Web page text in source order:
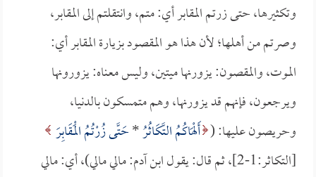
وتكثيرها، حتى زرتم المقابر أي: متم، وانتقلتم إلى المقابر،
وصرتم من أهلها؛ لأن هذا هو المقصود بزيارة المقابر أي:
الموت، والمقصون: يزورنها ميتين، وليس معناه: يزورونها
ويرجعون، فإنهم قد يزورنها، وهم متمسكون بالدنيا،
وحريصون عليها: ( أَلْهَاكُمُ التَّكَاثُرُ*حَتَّى زُرْتُمُ الْمَقَابِرَ
[التكاثر:1-2]، ثم قال: يقول ابن آدم: مالي مالي)، أي: مالي